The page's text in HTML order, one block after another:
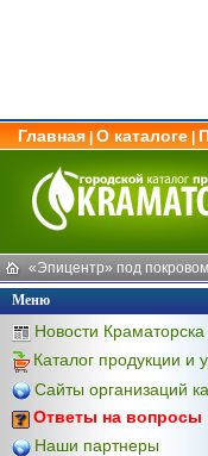
Главная О каталоге
«Эпицентр» под
Меню
Новости Краматорска
Каталог продукции и
Сайты организаций
Ответы на вопросы
Наши партнеры